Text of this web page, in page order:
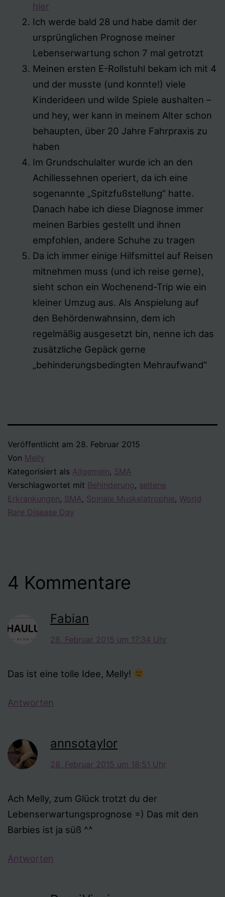
hier
Ich werde bald 28 und habe damit der
ursprünglichen Prognose meiner
Lebenserwartung schon 7 mal getrotzt
Meinen ersten E-Rollstuhl bekam ich mit 4
und der musste (und konnte!) viele
Kinderideen und wilde Spiele aushalten –
und hey, wer kann in meinem Alter schon
behaupten, über 20 Jahre Fahrpraxis zu
haben
Im Grundschulalter wurde ich an den
Achillessehnen operiert, da ich eine
sogenannte „Spitzfußstellung“ hatte.
Danach habe ich diese Diagnose immer
meinen Barbies gestellt und ihnen
empfohlen, andere Schuhe zu tragen
Da ich immer einige Hilfsmittel auf Reisen
mitnehmen muss (und ich reise gerne),
sieht schon ein Wochenend-Trip wie ein
kleiner Umzug aus. Als Anspielung auf
den Behördenwahnsinn, dem ich
regelmäßig ausgesetzt bin, nenne ich das
zusätzliche Gepäck gerne
„behinderungsbedingten Mehraufwand“
Veröffentlicht am 28. Februar 2015
Von Melly
Kategorisiert als Allgemein, SMA
Verschlagwortet mit Behinderung, seltene
Erkrankungen, SMA, Spinale Muskelatrophie, World
Rare Disease Day
4 Kommentare
Fabian
28. Februar 2015 um 17:34 Uhr
Das ist eine tolle Idee, Melly!
Antworten
annsotaylor
28. Februar 2015 um 18:51 Uhr
Ach Melly, zum Glück trotzt du der
Lebenserwartungsprognose =) Das mit den
Barbies ist ja süß ^^
Antworten